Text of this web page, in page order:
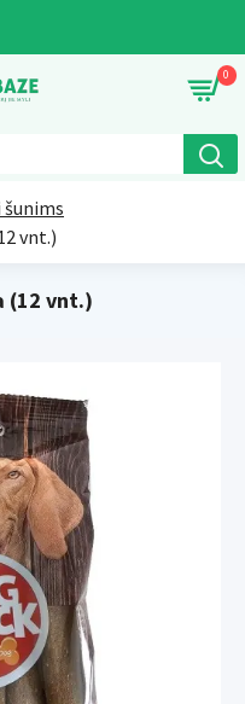
0
šunims
vnt.)
(12 vnt.)